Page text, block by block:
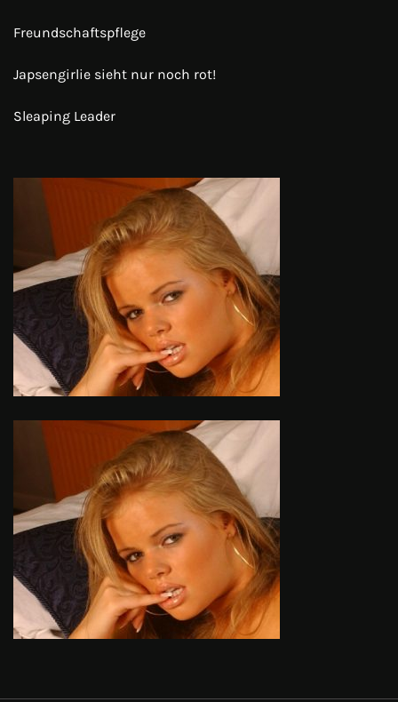
Freundschaftspflege
Japsengirlie sieht nur noch rot!
Sleaping Leader